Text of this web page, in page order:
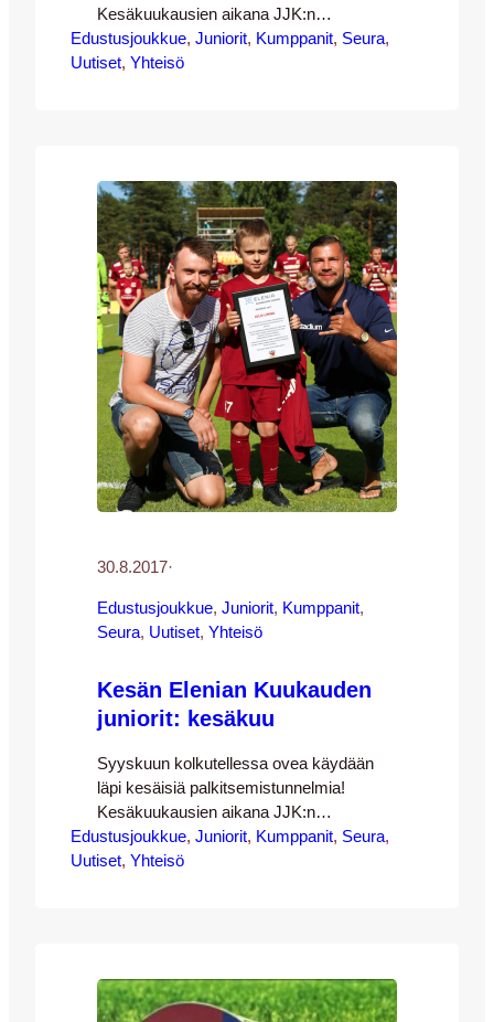
Kesäkuukausien aikana JJK:n
kotiotteluissa on palkittu kolme Elenian
Kuukauden junioria JJK:n mittavasta
Piippanen. Tässä perustelut Nooan
valinnalle: ”Nooa on tunnollinen ja innokas
harjoittelija ja yrittää aina parhaansa
harjoituksissa ja peleissä. Hän…
Edustusjoukkue, Juniorit, Kumppanit, Seura
Uutiset, Yhteisö
30.8.2017·
Edustusjoukkue, Juniorit, Kumppanit
Seura, Uutiset, Yhteisö
Kesän Elenian Kuukauden
juniorit: kesäkuu
Syyskuun kolkutellessa ovea käydään
läpi kesäisiä palkitsemistunnelmia!
Kesäkuukausien aikana JJK:n
kotiotteluissa on palkittu kolme Elenian
Kuukauden junioria JJK:n mittavasta
Ville Kauhanen. Perustelut Sulon
valinnalle kuuluivat seuraavasti: ”Sulo on
Edustusjoukkue, Juniorit, Kumppanit, Seura
Uutiset, Yhteisö